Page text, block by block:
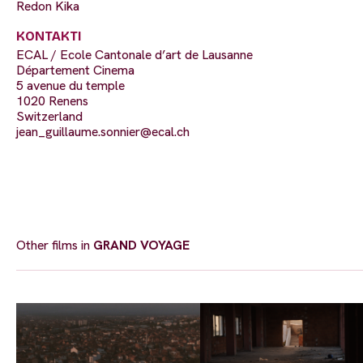
Redon Kika
KONTAKTI
ECAL / Ecole Cantonale d’art de Lausanne
Département Cinema
5 avenue du temple
1020 Renens
Switzerland
jean_guillaume.sonnier@ecal.ch
Other films in GRAND VOYAGE